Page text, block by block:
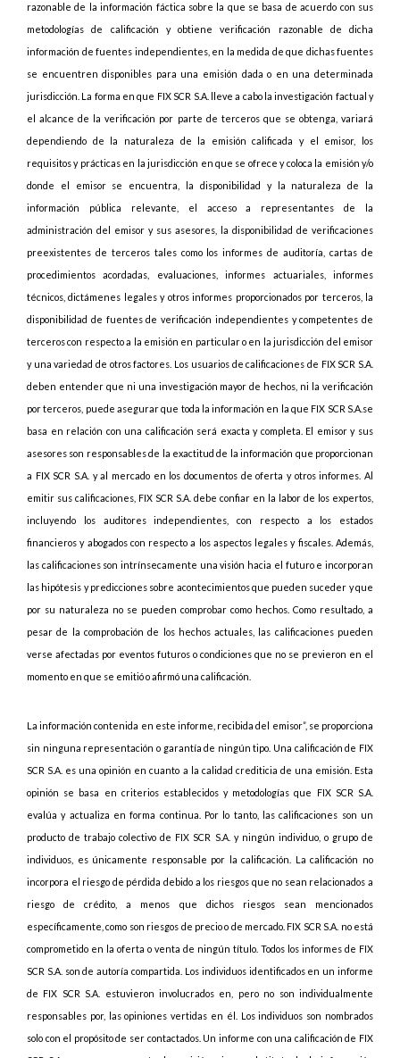
razonable de la información fáctica sobre la que se basa de acuerdo con sus
metodologías de calificación y obtiene verificación razonable de dicha
información de fuentes independientes, en la medida de que dichas fuentes
se encuentren disponibles para una emisión dada o en una determinada
jurisdicción. La forma en que FIX SCR S.A. lleve a cabo la investigación factual y
el alcance de la verificación por parte de terceros que se obtenga, variará
dependiendo de la naturaleza de la emisión calificada y el emisor, los
requisitos y prácticas en la jurisdicción en que se ofrece y coloca la emisión y/o
donde el emisor se encuentra, la disponibilidad y la naturaleza de la
información pública relevante, el acceso a representantes de la
administración del emisor y sus asesores, la disponibilidad de verificaciones
preexistentes de terceros tales como los informes de auditoría, cartas de
procedimientos acordadas, evaluaciones, informes actuariales, informes
técnicos, dictámenes legales y otros informes proporcionados por terceros, la
disponibilidad de fuentes de verificación independientes y competentes de
terceros con respecto a la emisión en particular o en la jurisdicción del emisor
y una variedad de otros factores. Los usuarios de calificaciones de FIX SCR S.A.
deben entender que ni una investigación mayor de hechos, ni la verificación
por terceros, puede asegurar que toda la información en la que FIX SCR S.A.se
basa en relación con una calificación será exacta y completa. El emisor y sus
asesores son responsables de la exactitud de la información que proporcionan
a FIX SCR S.A. y al mercado en los documentos de oferta y otros informes. Al
emitir sus calificaciones, FIX SCR S.A. debe confiar en la labor de los expertos,
incluyendo los auditores independientes, con respecto a los estados
financieros y abogados con respecto a los aspectos legales y fiscales. Además,
las calificaciones son intrínsecamente una visión hacia el futuro e incorporan
las hipótesis y predicciones sobre acontecimientos que pueden suceder y que
por su naturaleza no se pueden comprobar como hechos. Como resultado, a
pesar de la comprobación de los hechos actuales, las calificaciones pueden
verse afectadas por eventos futuros o condiciones que no se previeron en el
momento en que se emitió o afirmó una calificación.
La información contenida en este informe, recibida del emisor”, se proporciona
sin ninguna representación o garantía de ningún tipo. Una calificación de FIX
SCR S.A. es una opinión en cuanto a la calidad crediticia de una emisión. Esta
opinión se basa en criterios establecidos y metodologías que FIX SCR S.A.
evalúa y actualiza en forma continua. Por lo tanto, las calificaciones son un
producto de trabajo colectivo de FIX SCR S.A. y ningún individuo, o grupo de
individuos, es únicamente responsable por la calificación. La calificación no
incorpora el riesgo de pérdida debido a los riesgos que no sean relacionados a
riesgo de crédito, a menos que dichos riesgos sean mencionados
específicamente, como son riesgos de precio o de mercado. FIX SCR S.A. no está
comprometido en la oferta o venta de ningún título. Todos los informes de FIX
SCR S.A. son de autoría compartida. Los individuos identificados en un informe
de FIX SCR S.A. estuvieron involucrados en, pero no son individualmente
responsables por, las opiniones vertidas en él. Los individuos son nombrados
solo con el propósito de ser contactados. Un informe con una calificación de FIX